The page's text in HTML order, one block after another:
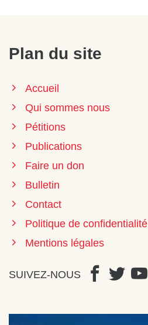
Plan du site
Accueil
Qui sommes nous
Pétitions
Publications
Faire un don
Bulletin
Contact
Politique de confidentialité
Mentions légales
SUIVEZ-NOUS